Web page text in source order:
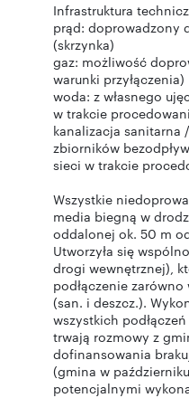
Infrastruktura
prąd: doprowadzony
(skrzynka)
gaz: możliwość
warunki przyłączenia)
woda: z własnego
w trakcie
kanalizacja sanitarna
zbiorników
sieci w trakcie
Wszystkie
media biegną w
oddalonej ok. 50 m
Utworzyła się
drogi wewnętrznej),
podłączenie
(san. i deszcz.).
wszystkich
trwają rozmowy z
dofinansowania
(gmina w
potencjalnymi